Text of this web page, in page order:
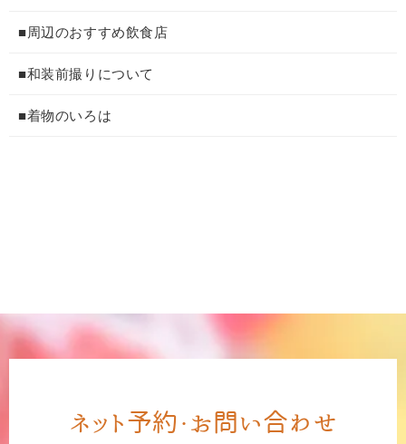
■周辺のおすすめ飲食店
■和装前撮りについて
■着物のいろは
ネット予約・お問い合わせ